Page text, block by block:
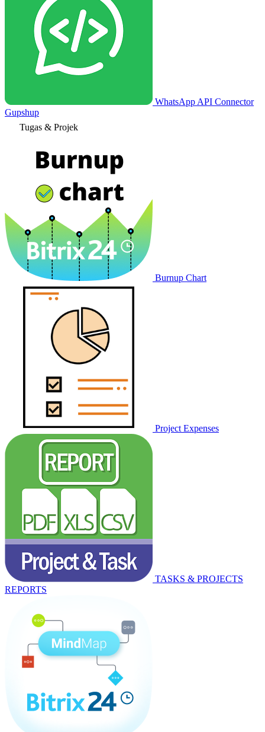
WhatsApp API Connector
Gupshup
Tugas & Projek
Burnup Chart
Project Expenses
TASKS & PROJECTS
REPORTS